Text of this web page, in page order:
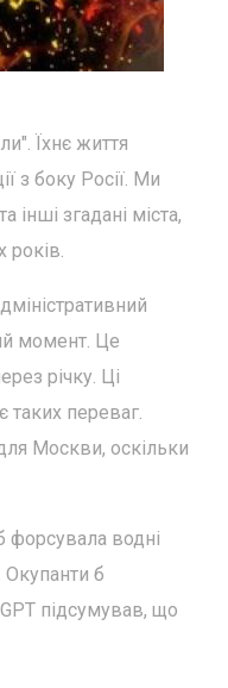
Їхнє життя
з боку Росії. Ми
згадані міста,
років.
момент. Це
річку. Ці
таких переваг.
Москви, оскільки
форсувала водні
Окупанти б
GPT підсумував, що